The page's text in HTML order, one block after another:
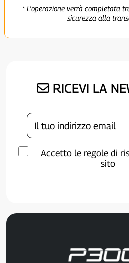
* L'operazione verrà completata
sicurezza alla
RICEVI LA
Accetto le regole di
sito